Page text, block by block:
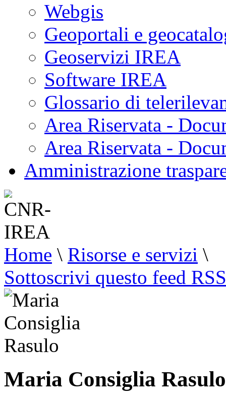
Webgis
Geoportali e
Geoservizi IREA
Software IREA
Glossario di
Area Riservata -
Area Riservata -
Amministrazione
Home \ Risorse e servizi \
Sottoscrivi questo feed RSS
Maria Consiglia Rasulo